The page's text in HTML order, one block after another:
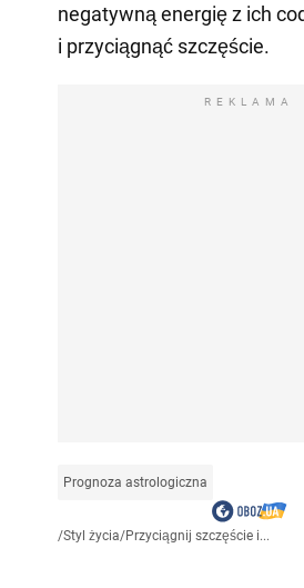
negatywną energię z ich
i przyciągnąć szczęście.
REKLAMA
Prognoza astrologiczna
/Styl życia/Przyciągnij szczęście i...